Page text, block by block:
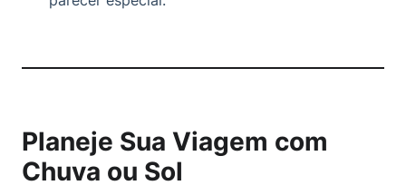
Planeje Sua Viagem com
Chuva ou Sol